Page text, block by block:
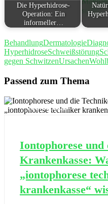
Die Hyperhidrose-
Operation: Ein
informeller…
BehandlungDermatologie
HyperhidroseSchweißstörung
gegen SchwitzenUrsachen
Passend zum Thema
25 JAN., 2026
Iontophorese und
Krankenkasse:
„iontophorese
krankenkasse“